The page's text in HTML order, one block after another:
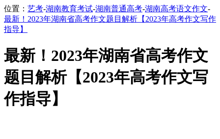
位置： 艺考-湖南教育考试-湖南普通高考-湖南高考语文作文-
最新！2023年湖南省高考作文题目解析【2023年高考作文写作
指导】
最新！2023年湖南省高考作文
题目解析【2023年高考作文写
作指导】